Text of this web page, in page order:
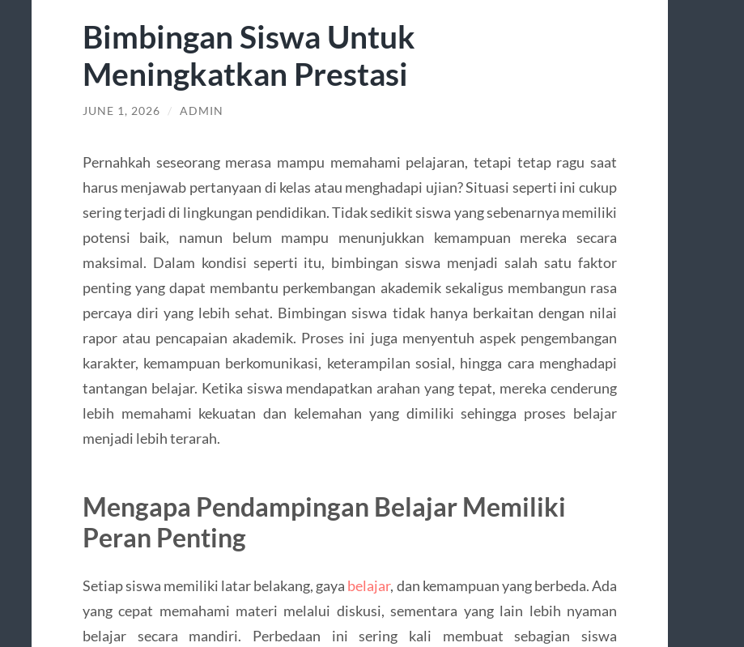
Bimbingan Siswa Untuk
Meningkatkan Prestasi
JUNE 1, 2026 / ADMIN
Pernahkah seseorang merasa mampu memahami pelajaran, tetapi tetap ragu saat
harus menjawab pertanyaan di kelas atau menghadapi ujian? Situasi seperti ini cukup
sering terjadi di lingkungan pendidikan. Tidak sedikit siswa yang sebenarnya memiliki
potensi baik, namun belum mampu menunjukkan kemampuan mereka secara
maksimal. Dalam kondisi seperti itu, bimbingan siswa menjadi salah satu faktor
penting yang dapat membantu perkembangan akademik sekaligus membangun rasa
percaya diri yang lebih sehat. Bimbingan siswa tidak hanya berkaitan dengan nilai
rapor atau pencapaian akademik. Proses ini juga menyentuh aspek pengembangan
karakter, kemampuan berkomunikasi, keterampilan sosial, hingga cara menghadapi
tantangan belajar. Ketika siswa mendapatkan arahan yang tepat, mereka cenderung
lebih memahami kekuatan dan kelemahan yang dimiliki sehingga proses belajar
menjadi lebih terarah.
Mengapa Pendampingan Belajar Memiliki
Peran Penting
Setiap siswa memiliki latar belakang, gaya belajar, dan kemampuan yang berbeda. Ada
yang cepat memahami materi melalui diskusi, sementara yang lain lebih nyaman
belajar secara mandiri. Perbedaan ini sering kali membuat sebagian siswa